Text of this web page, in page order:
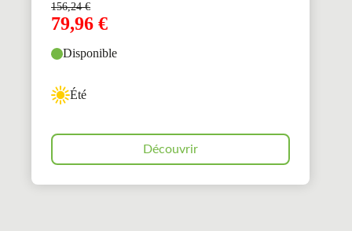
156,24€
79,96 €
Disponible
Été
Découvrir